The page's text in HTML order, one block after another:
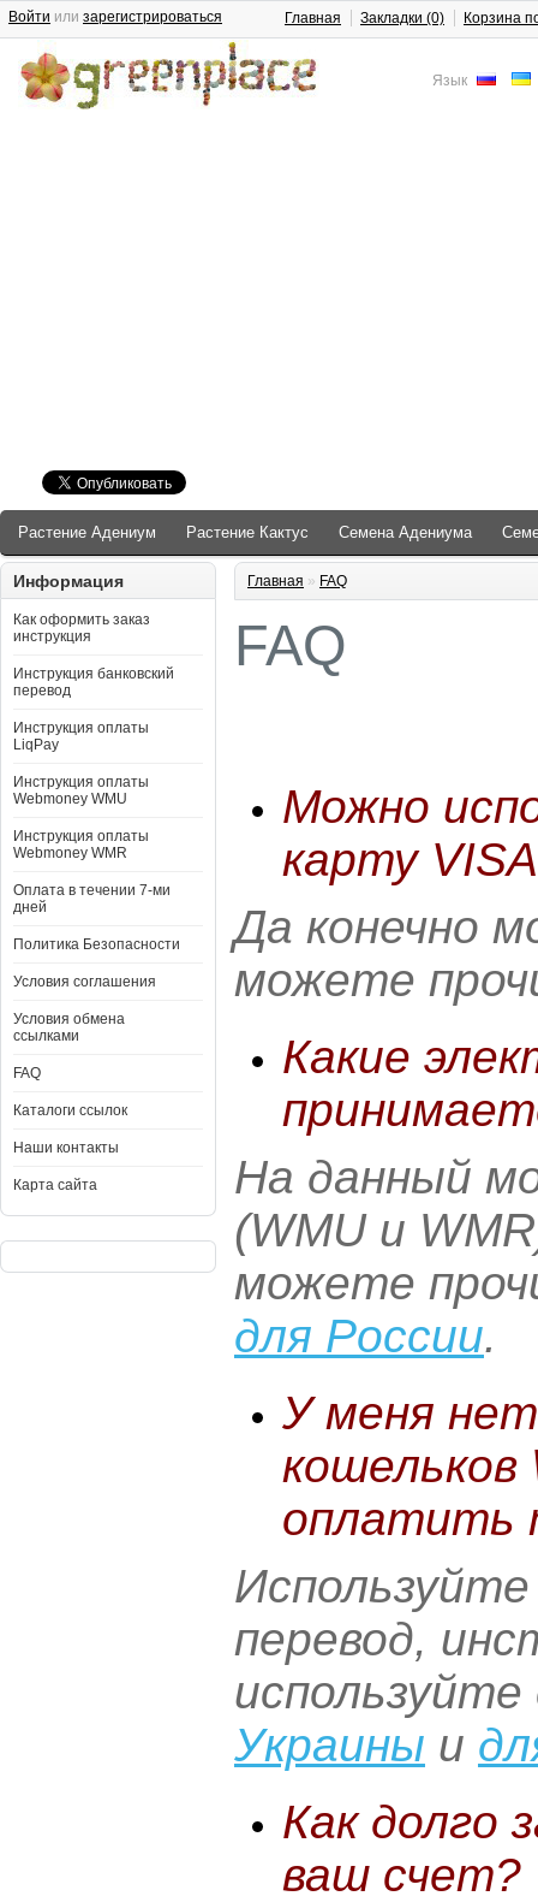
Язык
Войти или зарегистрироваться Главная Закладки (0) Корзина
Растение Адениум Растение Кактус Семена Адениума
Информация
Как оформить заказ
инструкция
Инструкция банковский
перевод
Инструкция оплаты
LiqPay
Инструкция оплаты
Webmoney WMU
Инструкция оплаты
Webmoney WMR
Оплата в течении 7-ми
дней
Политика Безопасности
Условия соглашения
Условия обмена
ссылками
FAQ
Каталоги ссылок
Наши контакты
Карта сайта
Главная » FAQ
FAQ
Можно
карту
Да конечно
можете
Какие
На данный
(WMU и
можете
для России.
У меня нет
кошельков
оплатить
перевод,
Украины и
Как долго
ваш счет?